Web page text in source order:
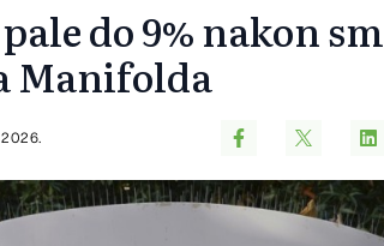
do 9% nakon
Manifolda